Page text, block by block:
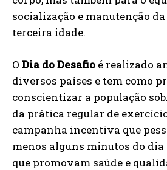
socialização e manutenção
terceira idade.
O Dia do Desafio é realizado
diversos países e tem como
conscientizar a população
da prática regular de
campanha incentiva que
menos alguns minutos do
que promovam saúde e